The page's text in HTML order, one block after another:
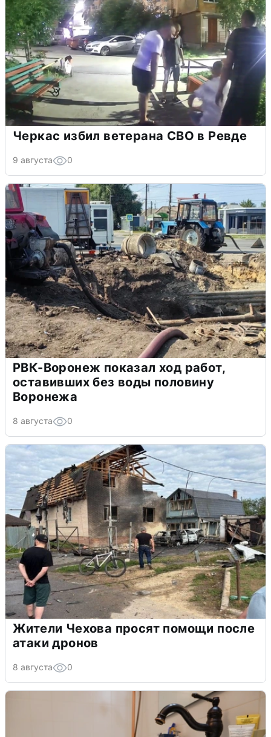
Черкас избил ветерана СВО в Ревде
9 августа 0
РВК-Воронеж показал ход работ,
оставивших без воды половину
Воронежа
8 августа 0
Жители Чехова просят помощи после
атаки дронов
8 августа 0